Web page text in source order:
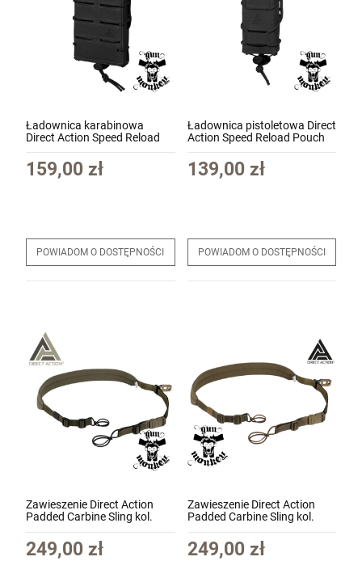
Ładownica karabinowa
Direct Action Speed Reload
Pouch Rifle - Cordura kol.
Czarny (PO-RFSR-CD5-BLK)
159,00 zł
POWIADOM O DOSTĘPNOŚCI
Ładownica pistoletowa Direct
Action Speed Reload Pouch
Pistol - Cordura kol. Czarny
(PO-PTSR-CD5-BLK)
139,00 zł
POWIADOM O DOSTĘPNOŚCI
Zawieszenie Direct Action
Padded Carbine Sling kol.
NLW-RGR)
249,00 zł
Zawieszenie Direct Action
Padded Carbine Sling kol.
NLW-CBR)
249,00 zł